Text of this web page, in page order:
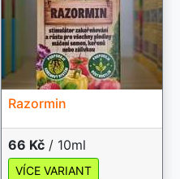
Razormin
66 Kč / 10ml
VÍCE VARIANT